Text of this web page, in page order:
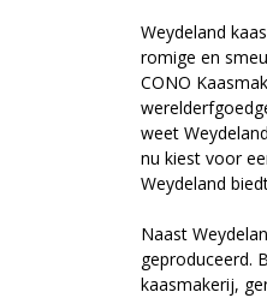
Weydeland
romige en
CONO
weet
nu kiest voor
Weydeland
Naast
geproduceerd.
kaasmakerij,